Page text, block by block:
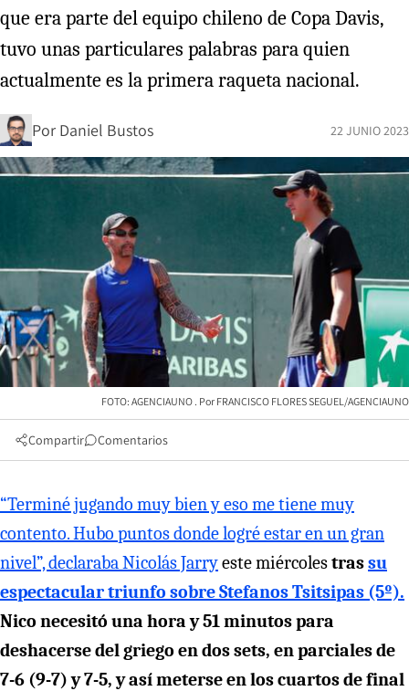
que era parte del equipo chileno de Copa Davis,
tuvo unas particulares palabras para quien
actualmente es la primera raqueta nacional.
Por Daniel Bustos 22 JUNIO 2023
FOTO: AGENCIAUNO FRANCISCO FLORES SEGUEL/AGENCIAUNO
Compartir Comentarios
“Terminé jugando muy bien y eso me tiene muy
contento. Hubo puntos donde logré estar en un gran
nivel”, declaraba Nicolás Jarryeste miércolestrassu
espectacular triunfo sobre Stefanos Tsitsipas (5º).
Nico necesitó una hora y 51 minutos para
deshacerse del griego en dos sets, en parciales de
7-6 (9-7) y 7-5, y así meterse en los cuartos de final